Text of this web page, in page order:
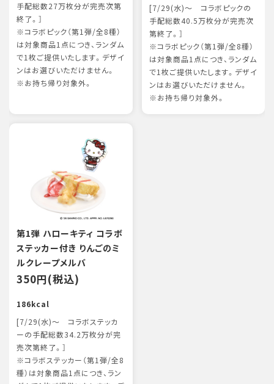
手配総数27万枚分が完売次第
終了。］
※コラボピック（第1弾/全8種）
は対象商品1点につき、ランダム
で1枚ご提供いたします。デザイ
ンはお選びいただけません。
※お持ち帰り対象外。
[7/29(水)～ コラボピックの
手配総数40.5万枚分が完売次
第終了。］
※コラボピック（第1弾/全8種）
は対象商品1点につき、ランダム
で1枚ご提供いたします。デザイ
ンはお選びいただけません。
※お持ち帰り対象外。
第1弾 ハローキティ コラボ
ステッカー付き りんごのミ
ルクレープメルバ
350円(税込)
186kcal
[7/29(水)～ コラボステッカ
ーの手配総数34.2万枚分が完
売次第終了。］
※コラボステッカー（第1弾/全8
種）は対象商品1点につき、ラン